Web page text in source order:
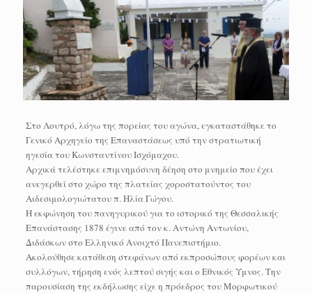
Στο Λουτρό, λόγω της πορείας του αγώνα, εγκαταστάθηκε το
Γενικό Αρχηγείο της Επαναστάσεως υπό την στρατιωτική
ηγεσία του Κωνσταντίνου Ισχόμαχου.
Αρχικά τελέστηκε επιμνημόσυνη δέηση στο μνημείο που έχει
ανεγερθεί στο χώρο της πλατείας χοροστατούντος του
Αιδεσιμολογιώτατου π. Ηλία Γώγου.
Η εκφώνηση του πανηγυρικού για το ιστορικό της Θεσσαλικής
Επανάστασης 1878 έγινε από τον κ. Αντώνη Αντωνίου,
Διδάσκων στο Ελληνικό Ανοιχτό Πανεπιστήμιο.
Ακολούθησε κατάθεση στεφάνων από εκπροσώπους φορέων και
συλλόγων, τήρηση ενός λεπτού σιγής και ο Εθνικός Υμνος. Την
παρουσίαση της εκδήλωσης είχε η πρόεδρος του Μορφωτικού